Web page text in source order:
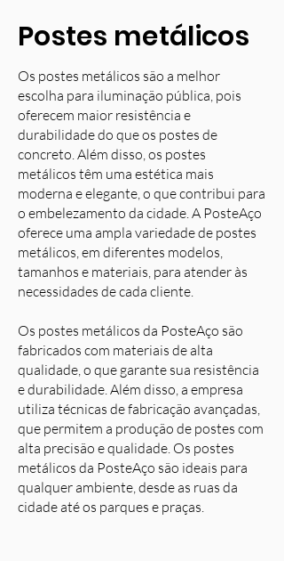
Postes metálicos
Os postes metálicos são a melhor
escolha para iluminação pública, pois
oferecem maior resistência e
durabilidade do que os postes de
concreto. Além disso, os postes
metálicos têm uma estética mais
moderna e elegante, o que contribui para
o embelezamento da cidade. A PosteAço
oferece uma ampla variedade de postes
metálicos, em diferentes modelos,
tamanhos e materiais, para atender às
necessidades de cada cliente.
Os postes metálicos da PosteAço são
fabricados com materiais de alta
qualidade, o que garante sua resistência
e durabilidade. Além disso, a empresa
utiliza técnicas de fabricação avançadas,
que permitem a produção de postes com
alta precisão e qualidade. Os postes
metálicos da PosteAço são ideais para
qualquer ambiente, desde as ruas da
cidade até os parques e praças.